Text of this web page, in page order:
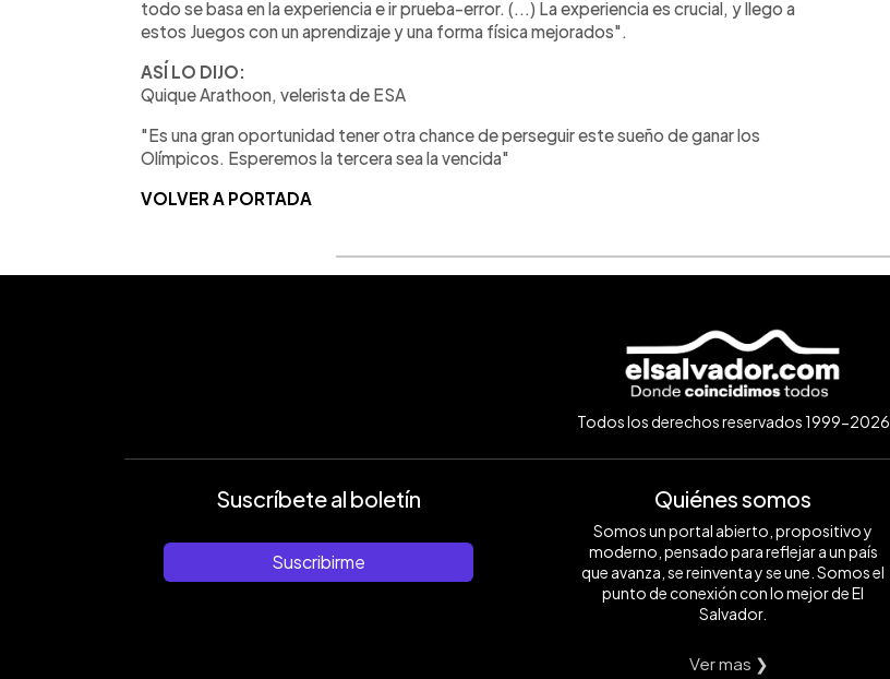
todo se basa en la experiencia e ir prueba-error. (...) La experiencia es crucial, y llego a
estos Juegos con un aprendizaje y una forma física mejorados".
ASÍ LO DIJO:
Quique Arathoon, velerista de ESA
"Es una gran oportunidad tener otra chance de perseguir este sueño de ganar los
Olímpicos. Esperemos la tercera sea la vencida"
VOLVER A PORTADA
Todos los derechos reservados 1999-2026
Suscríbete al boletín
Suscribirme
Quiénes somos
Somos un portal abierto, propositivo y
moderno, pensado para reflejar a un país
que avanza, se reinventa y se une. Somos el
punto de conexión con lo mejor de El
Salvador.
Ver mas ❯